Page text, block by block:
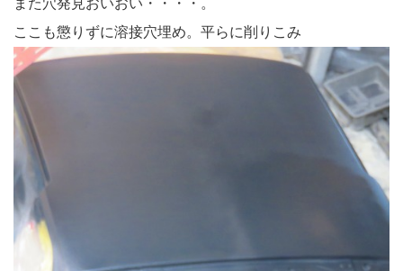
ここも懲りずに溶接穴埋め。平らに削りこみ